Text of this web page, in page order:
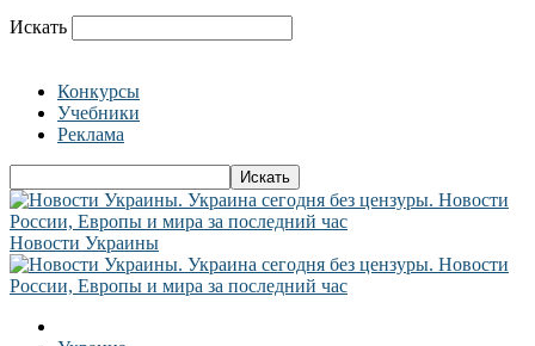
Искать
Конкурсы
Учебники
Реклама
Новости Украины